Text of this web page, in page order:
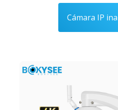
Cámara IP